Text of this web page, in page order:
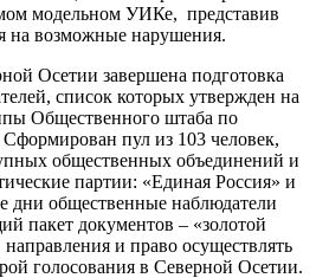
модельном УИКе, представив
на возможные нарушения.
Осетии завершена подготовка
список которых утвержден на
Общественного штаба по
пул из 103 человек,
общественных объединений и
партии: «Единая Россия» и
дни общественные наблюдатели
пакет документов – «золотой
и право осуществлять
голосования в Северной Осетии.